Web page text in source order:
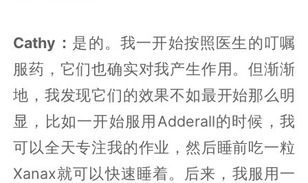
Cathy： 是的。我一开始按照医生的叮嘱
服药，它们也确实对我产生作用。但渐渐
地，我发现它们的效果不如最开始那么明
显，比如一开始服用Adderall的时候，我
可以全天专注我的作业，然后睡前吃一粒
Xanax就可以快速睡着。后来，我服用一